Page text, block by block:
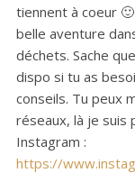
tiennent à coeur
belle aventure
déchets. Sache
dispo si tu as
conseils. Tu peux
réseaux, là je suis
Instagram :
https://